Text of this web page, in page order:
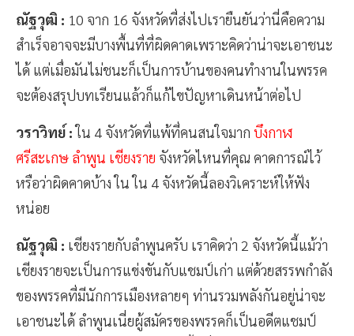
ณัฐวุฒิ : 10 จาก 16 จังหวัดที่ส่งไปเรายืนยันว่านี่คือความ
สำเร็จอาจจะมีบางพื้นที่ที่ผิดคาดเพราะคิดว่าน่าจะเอาชนะ
ได้ แต่เมื่อมันไม่ชนะก็เป็นการบ้านของคนทำงานในพรรค
จะต้องสรุปบทเรียนแล้วก็แก้ไขปัญหาเดินหน้าต่อไป
วราวิทย์ :ใน 4 จังหวัดที่แพ้ที่คนสนใจมาก บึงกาฬ
ศรีสะเกษ ลำพูน เชียงราย จังหวัดไหนที่คุณ คาดการณ์ไว้
หรือว่าผิดคาดบ้าง ใน ใน 4 จังหวัดนี้ลองวิเคราะห์ให้ฟัง
หน่อย
ณัฐวุฒิ : เชียงรายกับลำพูนครับ เราคิดว่า 2 จังหวัดนี้แม้ว่า
เชียงรายจะเป็นการแข่งขันกับแชมป์เก่า แต่ด้วยสรรพกำลัง
ของพรรคที่มีนักการเมืองหลายๆ ท่านรวมพลังกันอยู่น่าจะ
เอาชนะได้ ลำพูนเนี่ยผู้สมัครของพรรคก็เป็นอดีตแชมป์